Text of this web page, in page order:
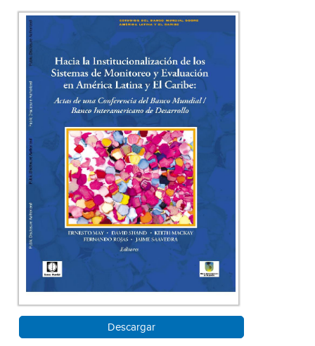
Descargar